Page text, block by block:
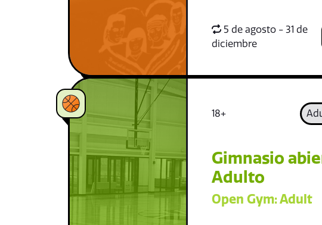
5 de agosto - 31 de
diciembre
18+
Gimnasio
Adulto
Open Gym: Adult